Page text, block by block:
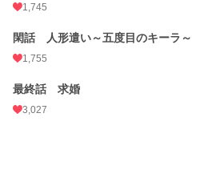
1,745
閑話 人形遣い～五度目のキーラ～
1,755
最終話 求婚
3,027